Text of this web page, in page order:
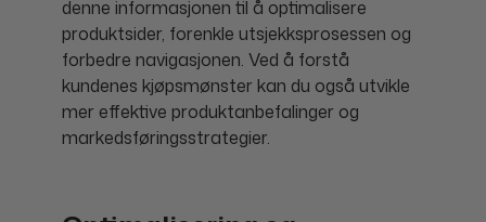
denne informasjonen til å optimalisere
produktsider, forenkle utsjekksprosessen og
forbedre navigasjonen. Ved å forstå
kundenes kjøpsmønster kan du også utvikle
mer effektive produktanbefalinger og
markedsføringsstrategier.